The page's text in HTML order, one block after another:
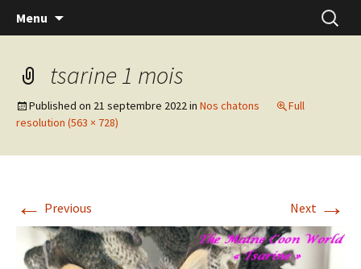
Menu
tsarine 1 mois
Published on 21 septembre 2022in Nos chatons
Full
resolution (563 × 728)
← Previous Next →